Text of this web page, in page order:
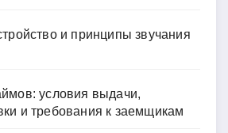
и принципы звучания
условия выдачи,
и требования к заемщикам